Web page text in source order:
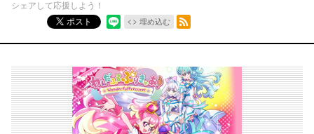
シェアして応援しよう！
ポスト
埋め込む
RSSフィード